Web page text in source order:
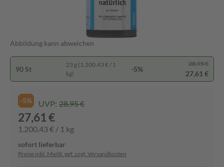
Abbildung kann abweichen
90 St
23 g (1.200,43 € / 1
kg)
-5%
28,95 €
27,61 €
-5% UVP: 28,95 €
27,61 €
1.200,43 € / 1 kg
sofort lieferbar
Preise inkl. MwSt. ggf. zzgl. Versandkosten